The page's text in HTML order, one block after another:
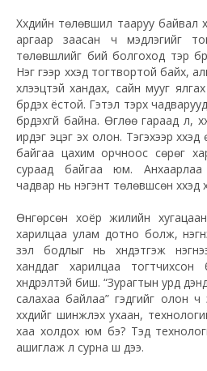
Хүүхдийн төлөвшил тааруу байвал
аргаар заасан ч мэдлэгийг
төлөвшлийг бий болгоход тэр бүр
Нэг үгээр хүүхэд тогтвортой байх,
хүлээцтэй хандах, сайн мууг
бүрдэх ёстой. Гэтэл тэрхүү
бүрдэхгүй байна. Өглөө гараад л,
ирдэг эцэг эх олон. Тэгэхээр
байгаа цахим орчноос сөрөг
сураад байгаа юм. Анхаарлаа
чадвар нь нэгэнт төлөвшсөн хүүхэд
Өнгөрсөн хоёр жилийн
харилцаа улам дотно болж,
үзэл бодлыг нь хүндэтгэж
ханддаг харилцаа тогтчихсон
хүндрэлтэй биш. “Зурагтын урд
салахаа байлаа” гэдгийг олон
хүүхдийг шинжлэх ухаан,
хаа холдох юм бэ? Тэд
ашиглаж л сурна шүү дээ.